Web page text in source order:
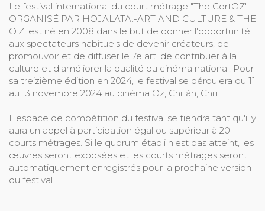
Le festival international du court métrage "The CortOZ"
ORGANISÉ PAR HOJALATA.-ART AND CULTURE & THE
O.Z. est né en 2008 dans le but de donner l'opportunité
aux spectateurs habituels de devenir créateurs, de
promouvoir et de diffuser le 7e art, de contribuer à la
culture et d'améliorer la qualité du cinéma national. Pour
sa treizième édition en 2024, le festival se déroulera du 11
au 13 novembre 2024 au cinéma Oz, Chillán, Chili.
L'espace de compétition du festival se tiendra tant qu'il y
aura un appel à participation égal ou supérieur à 20
courts métrages. Si le quorum établi n'est pas atteint, les
œuvres seront exposées et les courts métrages seront
automatiquement enregistrés pour la prochaine version
du festival.